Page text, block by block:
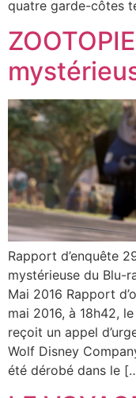
quatre garde-côtes
Rapport d’enquête
mystérieuse du Blu-
Mai 2016 Rapport
mai 2016, à 18h42,
reçoit un appel
Wolf Disney
été dérobé dans le